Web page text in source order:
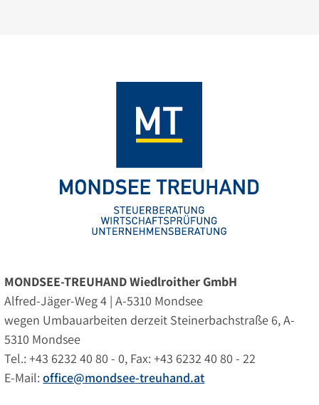
MONDSEE-TREUHAND Wiedlroither GmbH
Alfred-Jäger-Weg 4 | A-5310 Mondsee
wegen Umbauarbeiten derzeit Steinerbachstraße 6, A-
5310 Mondsee
Tel.: +43 6232 40 80 - 0, Fax: +43 6232 40 80 - 22
E-Mail:office@mondsee-treuhand.at